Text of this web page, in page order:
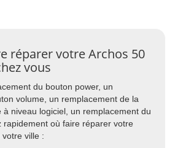
réparer votre Archos 50
vous
du bouton power, un
volume, un remplacement de la
à niveau logiciel, un remplacement du
rapidement où faire réparer votre
ville :